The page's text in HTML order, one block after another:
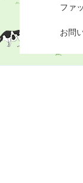
ファ
お問